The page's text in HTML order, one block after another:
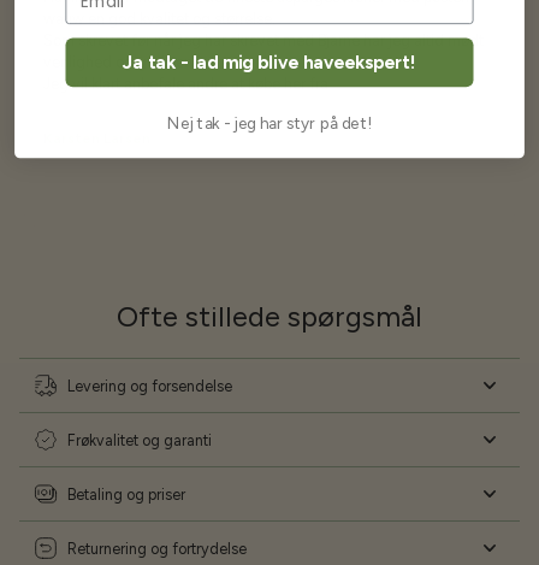
wauw en god kvalitet og størrelse.
Som skrevet før når jeg har skrevet med Bjarne har jeg altid mødt
venlighed og god service.
Jeg vil klart anbefale andre at købe her fra
Ofte stillede spørgsmål
Levering og forsendelse
Frøkvalitet og garanti
Betaling og priser
Returnering og fortrydelse
Ja tak - lad mig blive haveekspert!
Nej tak - jeg har styr på det!